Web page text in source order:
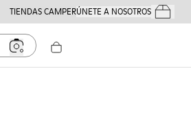
TIENDAS CAMPERÚNETE A NOSOTROSTus